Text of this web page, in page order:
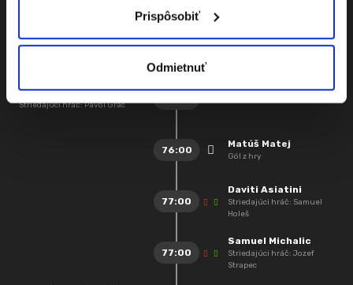
Prispôsobiť
Odmietnuť
62:00
Samuel Suľa
Striedajúci hráč: Anthony
Lukáš Greššák
Striedajúci hráč: Pavol Grác
76:00
Matúš Matej
Gól z hry
77:00
Daviti Asiatini
Striedajúci hráč: Samuel
Holeš
77:00
Samuel Michalic
Striedajúci hráč: Jozef
Strapec